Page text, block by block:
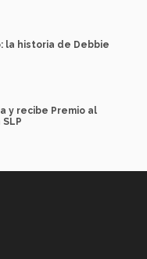
la historia de Debbie
y recibe Premio al